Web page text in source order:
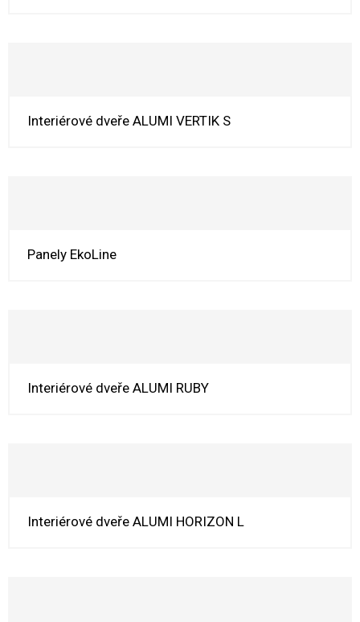
Interiérové dveře ALUMI VERTIK S
Panely EkoLine
Interiérové dveře ALUMI RUBY
Interiérové dveře ALUMI HORIZON L